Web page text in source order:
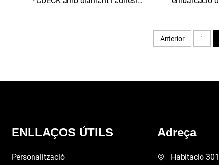
Anterior 1
ENLLAÇOS ÚTILS
Personalització
Adreça
Habitació